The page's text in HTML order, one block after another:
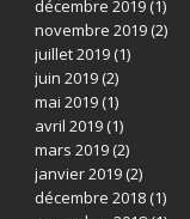
décembre 2019(1)
novembre 2019(2)
juillet 2019(1)
juin 2019(2)
mai 2019(1)
avril 2019(1)
mars 2019(2)
janvier 2019(2)
décembre 2018(1)